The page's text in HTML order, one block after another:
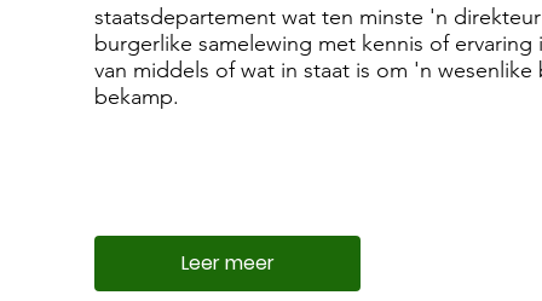
staatsdepartement wat ten minste 'n
burgerlike samelewing met kennis of
van middels of wat in staat is om 'n
bekamp.
Leer meer